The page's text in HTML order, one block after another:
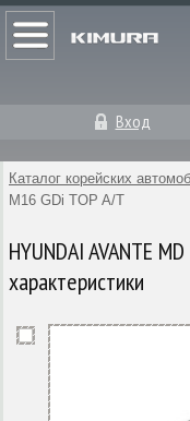
Вход
Каталог корейских
M16 GDi TOP A/T
HYUNDAI AVANTE
характеристики